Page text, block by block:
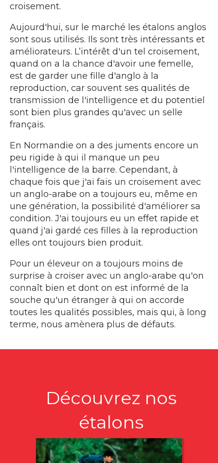
croisement.
Aujourd'hui, sur le marché les étalons anglos
sont sous utilisés. Ils sont très intéressants et
améliorateurs. L’intérêt d'un tel croisement,
quand on a la chance d'avoir une femelle,
est de garder une fille d'anglo à la
reproduction, car souvent ses qualités de
transmission de l'intelligence et du potentiel
sont bien plus grandes qu'avec un selle
français.
En Normandie on a des juments encore un
peu rigide à qui il manque un peu
l'intelligence de la barre. Cependant, à
chaque fois que j'ai fais un croisement avec
un anglo-arabe on a toujours eu, même en
une génération, la possibilité d'améliorer sa
condition. J'ai toujours eu un effet rapide et
quand j'ai gardé ces filles à la reproduction
elles ont toujours bien produit.
Pour un éleveur on a toujours moins de
surprise à croiser avec un anglo-arabe qu'on
connaît bien et dont on est informé de la
souche qu'un étranger à qui on accorde
toutes les qualités possibles, mais qui, à long
terme, nous amènera plus de défauts.
Découvrez nos
étalons